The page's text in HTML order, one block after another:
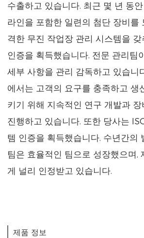
수출하고 있습니다. 최근 몇 년 동
라인을 포함한 일련의 첨단 장비를
격한 무진 작업장 관리 시스템을
인증을 획득했습니다. 전문 관리팀
세부 사항을 관리 감독하고 있습니
에서는 고객의 요구를 충족하고 생
키기 위해 지속적인 연구 개발과
진행하고 있습니다. 또한 당사는
템 인증을 획득했습니다. 수년간의
팀은 효율적인 팀으로 성장했으며,
게 널리 인정받고 있습니다.
제품 정보